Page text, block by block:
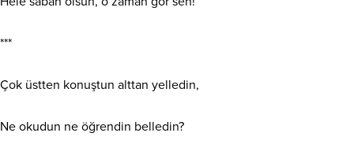
***
Çok üstten konuştun alttan yelledin,
Ne okudun ne öğrendin belledin?